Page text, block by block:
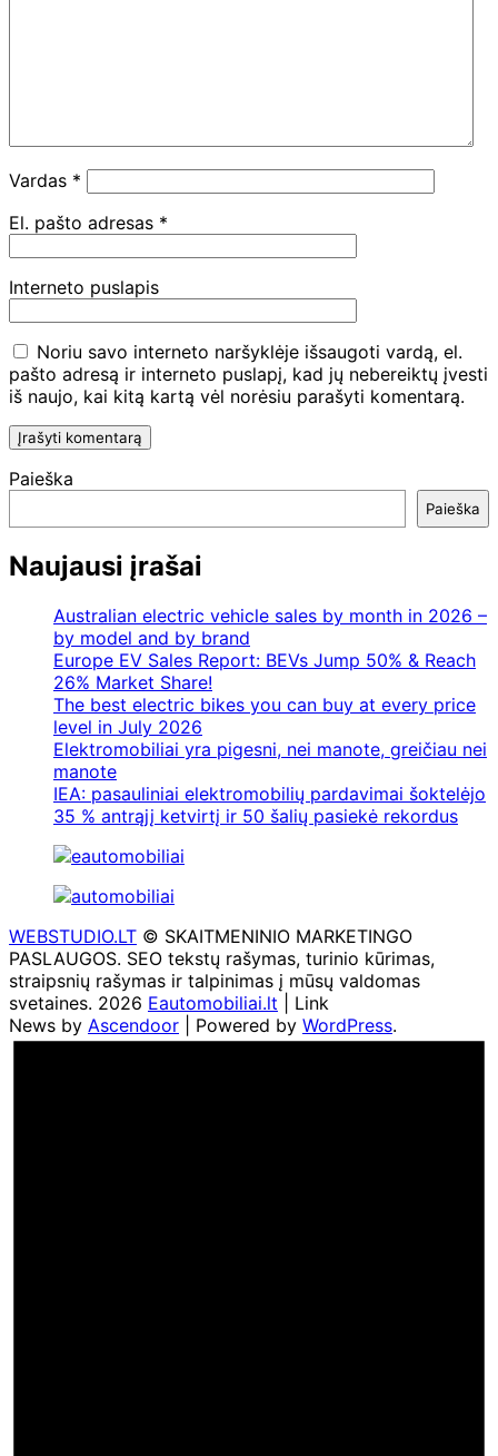
Vardas *
El. pašto adresas *
Interneto puslapis
Noriu savo interneto naršyklėje išsaugoti vardą, el.
pašto adresą ir interneto puslapį, kad jų nebereiktų įvesti
iš naujo, kai kitą kartą vėl norėsiu parašyti komentarą.
Paieška
Paieška
Naujausi įrašai
Australian electric vehicle sales by month in 2026 –
by model and by brand
Europe EV Sales Report: BEVs Jump 50% & Reach
26% Market Share!
The best electric bikes you can buy at every price
level in July 2026
Elektromobiliai yra pigesni, nei manote, greičiau nei
manote
IEA: pasauliniai elektromobilių pardavimai šoktelėjo
35 % antrąjį ketvirtį ir 50 šalių pasiekė rekordus
WEBSTUDIO.LT © SKAITMENINIO MARKETINGO
PASLAUGOS. SEO tekstų rašymas, turinio kūrimas,
straipsnių rašymas ir talpinimas į mūsų valdomas
svetaines. 2026 Eautomobiliai.lt | Link
News by Ascendoor | Powered by WordPress.